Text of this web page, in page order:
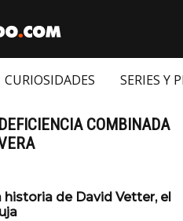
CURIOSIDADES SERIES Y
COMBINADA
historia de David Vetter, el